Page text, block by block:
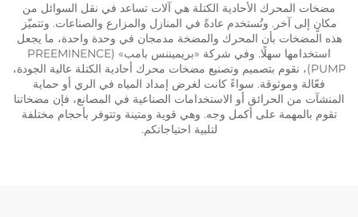
مضخات المحرك الأحادية الكتلة هي آلات تساعد في نقل السوائل من
مكانٍ إلى آخر. وتُستخدم عادةً في المنازل والمزارع والصناعات. وتتميّز
هذه المضخات بأن المحرك والمضخة مدمجان في وحدة واحدة، ما يجعل
استخدامها سهلًا. وفي شركة «بريميننس بامب» (PREEMINENCE
PUMP)، نقوم بتصميم وتصنيع مضخات محرك أحادية الكتلة عالية الجودة،
فعّالة وموثوقة. سواءً كانت لغرض إمداد المياه في الري أو حماية
المنشآت من الحرائق أو الاستخدامات الصناعية في المصانع، فإن مضخاتنا
تقوم بالمهمة على أكمل وجه. وهي قوية ومتينة وتتوفر بأحجام مختلفة
لتلبية احتياجاتكم.